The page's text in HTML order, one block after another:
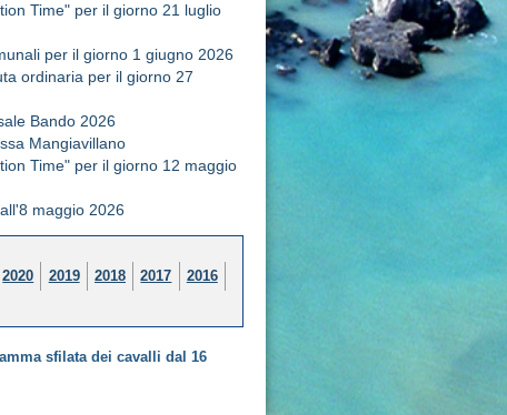
Time" per il giorno 21 luglio
per il giorno 1 giugno 2026
ordinaria per il giorno 27
Bando 2026
Mangiavillano
Time" per il giorno 12 maggio
maggio 2026
2020 2019 2018 2017
2016
sfilata dei cavalli dal 16